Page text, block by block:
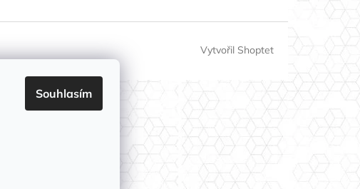
Souhlasím
Vytvořil Shoptet